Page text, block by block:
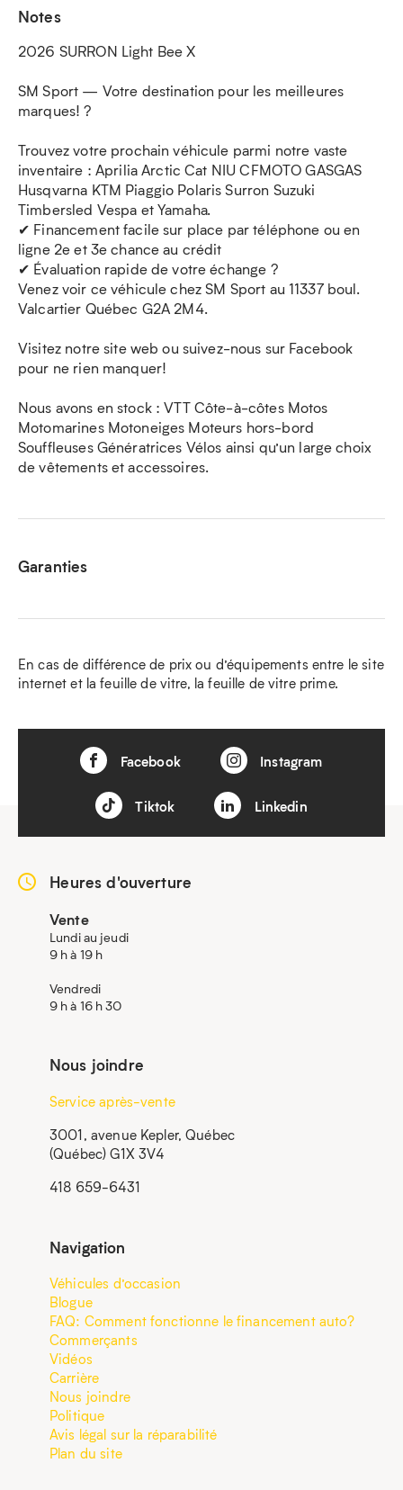
Notes
2026 SURRON Light Bee X
SM Sport — Votre destination pour les meilleures
marques! ?
Trouvez votre prochain véhicule parmi notre vaste
inventaire : Aprilia Arctic Cat NIU CFMOTO GASGAS
Husqvarna KTM Piaggio Polaris Surron Suzuki
Timbersled Vespa et Yamaha.
✔ Financement facile sur place par téléphone ou en
ligne 2e et 3e chance au crédit
✔ Évaluation rapide de votre échange ?
Venez voir ce véhicule chez SM Sport au 11337 boul.
Valcartier Québec G2A 2M4.
Visitez notre site web ou suivez-nous sur Facebook
pour ne rien manquer!
Nous avons en stock : VTT Côte-à-côtes Motos
Motomarines Motoneiges Moteurs hors-bord
Souffleuses Génératrices Vélos ainsi qu’un large choix
de vêtements et accessoires.
Garanties
En cas de différence de prix ou d’équipements entre le site
internet et la feuille de vitre, la feuille de vitre prime.
Facebook Instagram
Tiktok Linkedin
Heures d'ouverture
Vente
Lundi au jeudi
9 h à 19 h
Vendredi
9 h à 16 h 30
Nous joindre
Service après-vente
3001, avenue Kepler, Québec
(Québec) G1X 3V4
418 659-6431
Navigation
Véhicules d’occasion
Blogue
FAQ: Comment fonctionne le financement auto?
Commerçants
Vidéos
Carrière
Nous joindre
Politique
Avis légal sur la réparabilité
Plan du site